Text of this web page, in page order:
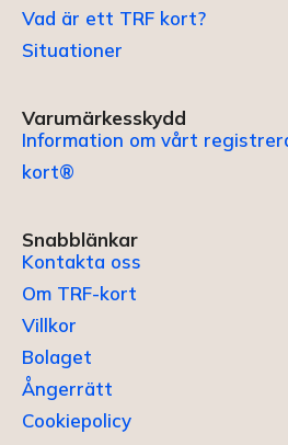
Vad är ett TRF kort?
Situationer
Varumärkesskydd
Information om vårt
kort®
Snabblänkar
Kontakta oss
Om TRF-kort
Villkor
Bolaget
Ångerrätt
Cookiepolicy